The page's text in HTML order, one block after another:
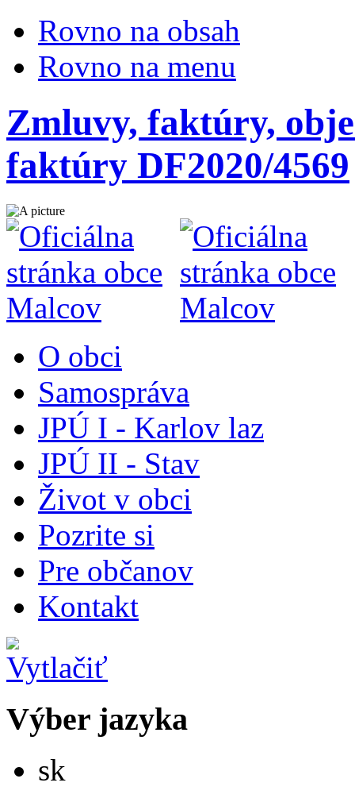
Rovno na obsah
Rovno na menu
Zmluvy, faktúry,
faktúry DF2020/4569
O obci
Samospráva
JPÚ I - Karlov laz
JPÚ II - Stav
Život v obci
Pozrite si
Pre občanov
Kontakt
Výber jazyka
sk